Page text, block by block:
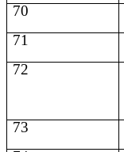
70
71
72
73